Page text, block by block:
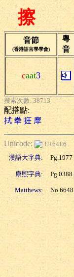
擦
音節
(香港語言學學會)
粵
音
caat3
搜索次數: 38713
配搭點:
拭 拳 捱 摩
Unicode:
U+64E6
漢語大字典:
Pg.1977
康熙字典:
Matthews: No.6648